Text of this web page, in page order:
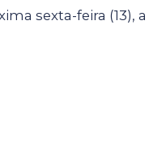
sexta-feira (13), a